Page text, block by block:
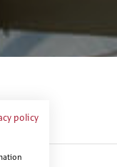
policy